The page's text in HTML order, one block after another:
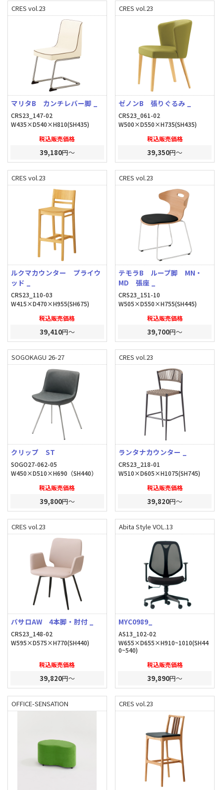
CRES vol.23
マリタB カンチレバー脚 _
CRS23_147-02
W435×D540×H810(SH435)
税込販売価格
39,180円～
CRES vol.23
ゼノンB 張りぐるみ _
CRS23_061-02
W500×D550×H735(SH435)
税込販売価格
39,350円～
CRES vol.23
ルクマカウンター プライウ
ッド _
CRS23_110-03
W415×D470×H955(SH675)
税込販売価格
39,410円～
CRES vol.23
テモラB ループ脚 MN・
MD 張座 _
CRS23_151-10
W505×D550×H755(SH445)
税込販売価格
39,700円～
SOGOKAGU 26-27
クリップ ST
SOGO27-062-05
W450×D510×H690（SH440）
税込販売価格
39,800円～
CRES vol.23
ランタナカウンター _
CRS23_218-01
W510×D605×H1075(SH745)
税込販売価格
39,820円～
CRES vol.23
パサロAW 4本脚・肘付 _
CRS23_148-02
W595×D575×H770(SH440)
税込販売価格
39,820円～
Abita Style VOL.13
MYC0989_
AS13_102-02
W655×D655×H910~1010(SH44
0~540)
税込販売価格
39,890円～
OFFICE-SENSATION CRES vol.23